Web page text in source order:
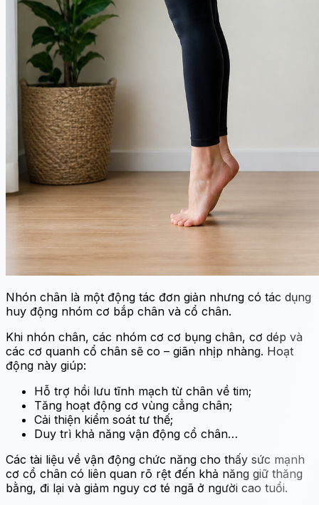
Nhón chân là một động tác đơn giản nhưng có tác dụng
huy động nhóm cơ bắp chân và cổ chân.
Khi nhón chân, các nhóm cơ cơ bụng chân, cơ dép và
các cơ quanh cổ chân sẽ co – giãn nhịp nhàng. Hoạt
động này giúp:
Hỗ trợ hồi lưu tĩnh mạch từ chân về tim;
Tăng hoạt động cơ vùng cẳng chân;
Cải thiện kiểm soát tư thế;
Duy trì khả năng vận động cổ chân…
Các tài liệu về vận động chức năng cho thấy sức mạnh
cơ cổ chân có liên quan rõ rệt đến khả năng giữ thăng
bằng, đi lại và giảm nguy cơ té ngã ở người cao tuổi.